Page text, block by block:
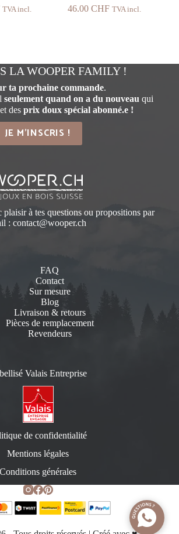
TVA incl.
46.00CHF TVA incl.
LA WOOPER FAMILY !
ta prochaine commande.
seulement quand on a du nouveau qui
des prix doux spécial abonné.e !
JE M'INSCRIS !
plaisir à tes questions ou propositions par
: contact@wooper.ch
FAQ
Contact
Sur mesure
Blog
Livraison & retours
Pièces de remplacement
Revendeurs
Valais Entreprise
de confidentialité
Mentions légales
Conditions générales